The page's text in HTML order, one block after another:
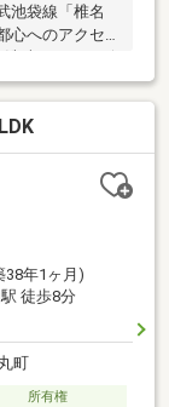
袋線「椎名
へのアクセス
に面した開放
好♪◆スーパー
・ ━☆━ ・
お店がござい
アドキャスト
探しのお困りの
38年1ヶ月)
徒歩8分
町
所有権